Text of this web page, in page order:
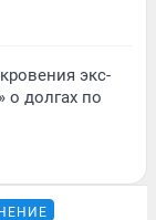
экс-
о долгах по